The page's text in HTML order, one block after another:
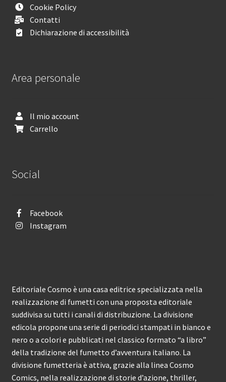
Cookie Policy
Contatti
Dichiarazione di accessibilità
Area personale
Il mio account
Carrello
Social
Facebook
Instagram
Editoriale Cosmo è una casa editrice specializzata nella
realizzazione di fumetti con una proposta editoriale
suddivisa su tutti i canali di distribuzione. La divisione
edicola propone una serie di periodici stampati in bianco e
nero o a colori e pubblicati nel classico formato “a libro”
della tradizione del fumetto d’avventura italiano. La
divisione fumetteria è attiva, grazie alla linea Cosmo
Comics, nella realizzazione di storie d’azione, thriller,